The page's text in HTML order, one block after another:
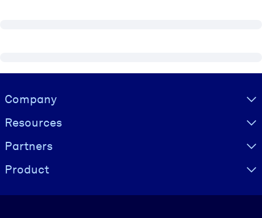
Visually hidden Text
Company
Resources
Partners
Product